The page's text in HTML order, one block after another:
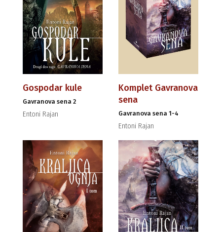
Gospodar kule
Gavranova sena 2
Entoni Rajan
Komplet Gavranova
sena
Gavranova sena 1-4
Entoni Rajan